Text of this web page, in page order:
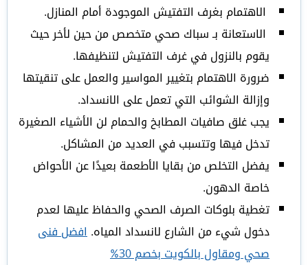
الاهتمام بغرف التفتيش الموجودة أمام المنازل.
الاستعانة بـ سباك صحي متخصص من حين لأخر حيث
يقوم بالنزول في غرف التفتيش لتنظيفها.
ضرورة الاهتمام بتغيير المواسير والعمل على تنقيتها
وإزالة الشوائب التي تعمل على الانسداد.
يجب غلق صافيات المطابخ والحمام لن الأشياء الصغيرة
تدخل فيها وتتسبب في العديد من المشاكل.
يفضل التخلص من بقايا الأطعمة بعيدًا عن الأحواض
خاصة الدهون.
تغطية بلوكات الصرف الصحي والحفاظ عليها لعدم
دخول شيء من الشارع لانسداد المياه.افضل فنى
صحي ومقاول بالكويت بخصم 30%